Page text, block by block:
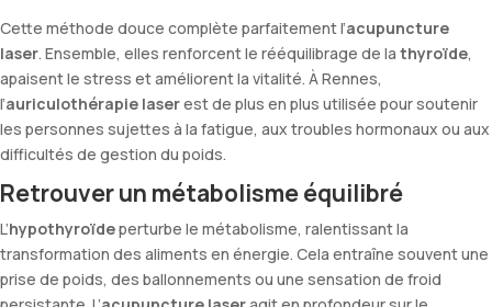
Cette méthode douce complète parfaitement l’acupuncture
laser. Ensemble, elles renforcent le rééquilibrage de la thyroïde,
apaisent le stress et améliorent la vitalité. À Rennes,
l’auriculothérapie laserest de plus en plus utilisée pour soutenir
les personnes sujettes à la fatigue, aux troubles hormonaux ou aux
difficultés de gestion du poids.
Retrouver un métabolisme équilibré
L’hypothyroïdeperturbe le métabolisme, ralentissant la
transformation des aliments en énergie. Cela entraîne souvent une
prise de poids, des ballonnements ou une sensation de froid